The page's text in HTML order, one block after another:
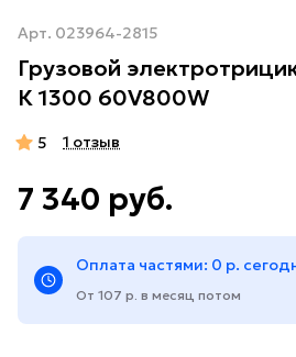
Арт. 023964-2815
Грузовой
К 1300 60V800W
5 1 отзыв
7 340 руб.
Оплата частями: 0 р.
От 107 р. в месяц потом